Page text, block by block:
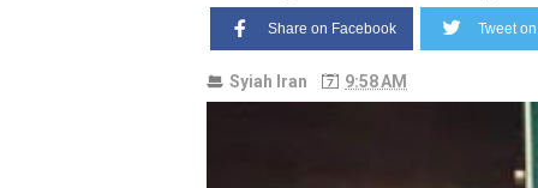
Share on Facebook Tweet
Syiah Iran 9:58 AM